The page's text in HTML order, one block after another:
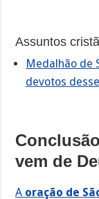
Assuntos
Medalhão de
devotos
vem de
A oração de